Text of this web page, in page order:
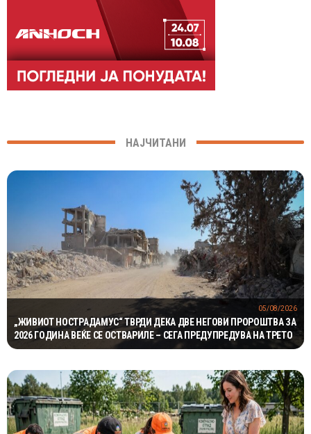
НАЈЧИТАНИ
„ЖИВИОТ НОСТРАДАМУС“ ТВРДИ ДЕКА ДВЕ НЕГОВИ ПРОРОШТВА ЗА
2026 ГОДИНА ВЕЌЕ СЕ ОСТВАРИЛЕ – СЕГА ПРЕДУПРЕДУВА НА ТРЕТО
05/08/2026